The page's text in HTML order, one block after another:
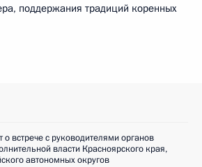
поддержания традиций коренных
о встрече с руководителями органов
власти Красноярского края,
автономных округов